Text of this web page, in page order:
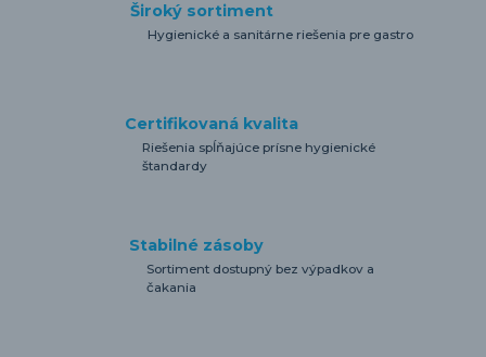
Široký sortiment
Hygienické a sanitárne riešenia pre gastro
Certifikovaná kvalita
Riešenia spĺňajúce prísne hygienické
štandardy
Stabilné zásoby
Sortiment dostupný bez výpadkov a
čakania